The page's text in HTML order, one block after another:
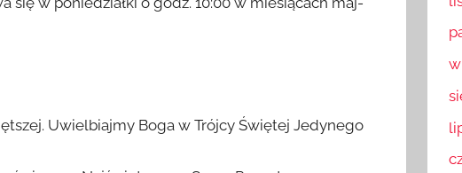
się w poniedziałki o godz. 10:00 w miesiącach maj-
Uwielbiajmy Boga w Trójcy Świętej Jedynego